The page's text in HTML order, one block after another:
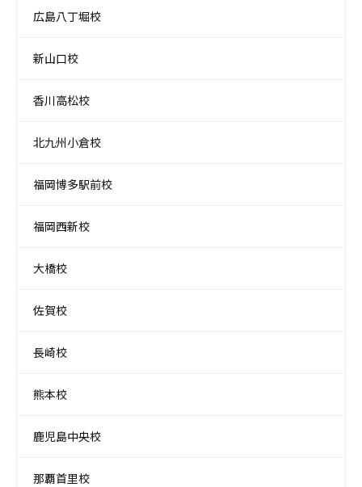
広島八丁堀校
新山口校
香川高松校
北九州小倉校
福岡博多駅前校
福岡西新校
大橋校
佐賀校
長崎校
熊本校
鹿児島中央校
那覇首里校